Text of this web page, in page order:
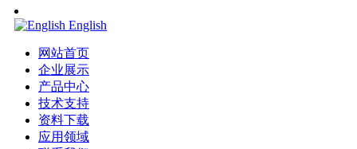
English
网站首页
企业展示
产品中心
技术支持
资料下载
应用领域